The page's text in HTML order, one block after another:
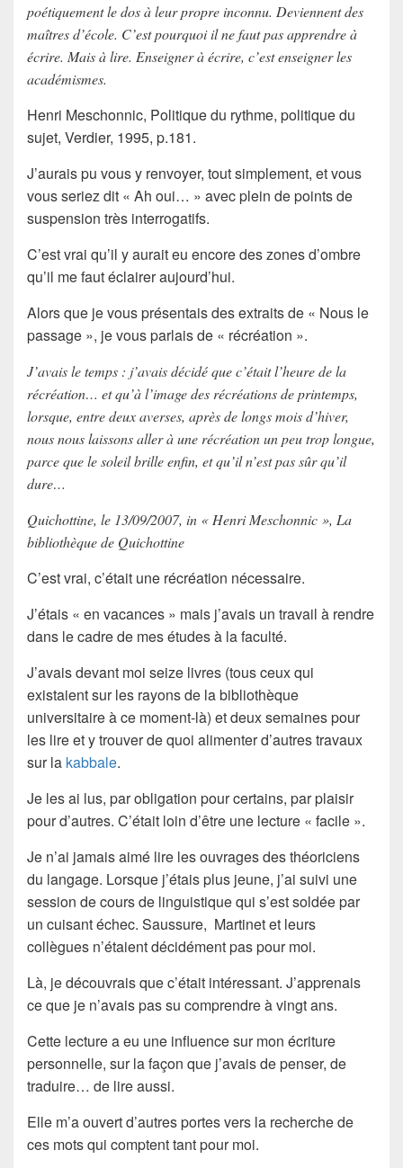
poétiquement le dos à leur propre inconnu. Deviennent des
maîtres d’école. C’est pourquoi il ne faut pas apprendre à
écrire. Mais à lire. Enseigner à écrire, c’est enseigner les
académismes.
Henri Meschonnic, Politique du rythme, politique du
sujet, Verdier, 1995, p.181.
J’aurais pu vous y renvoyer, tout simplement, et vous
vous seriez dit « Ah oui… » avec plein de points de
suspension très interrogatifs.
C’est vrai qu’il y aurait eu encore des zones d’ombre
qu’il me faut éclairer aujourd’hui.
Alors que je vous présentais des extraits de « Nous le
passage », je vous parlais de « récréation ».
J’avais le temps : j’avais décidé que c’était l’heure de la
récréation… et qu’à l’image des récréations de printemps,
lorsque, entre deux averses, après de longs mois d’hiver,
nous nous laissons aller à une récréation un peu trop longue,
parce que le soleil brille enfin, et qu’il n’est pas sûr qu’il
dure…
Quichottine, le 13/09/2007, in « Henri Meschonnic », La
bibliothèque de Quichottine
C’est vrai, c’était une récréation nécessaire.
J’étais « en vacances » mais j’avais un travail à rendre
dans le cadre de mes études à la faculté.
J’avais devant moi seize livres (tous ceux qui
existaient sur les rayons de la bibliothèque
universitaire à ce moment-là) et deux semaines pour
les lire et y trouver de quoi alimenter d’autres travaux
sur la kabbale.
Je les ai lus, par obligation pour certains, par plaisir
pour d’autres. C’était loin d’être une lecture « facile ».
Je n’ai jamais aimé lire les ouvrages des théoriciens
du langage. Lorsque j’étais plus jeune, j’ai suivi une
session de cours de linguistique qui s’est soldée par
un cuisant échec. Saussure, Martinet et leurs
collègues n’étaient décidément pas pour moi.
Là, je découvrais que c’était intéressant. J’apprenais
ce que je n’avais pas su comprendre à vingt ans.
Cette lecture a eu une influence sur mon écriture
personnelle, sur la façon que j’avais de penser, de
traduire… de lire aussi.
Elle m’a ouvert d’autres portes vers la recherche de
ces mots qui comptent tant pour moi.